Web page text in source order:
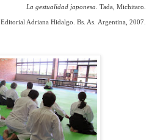
La gestualidad japonesa. Tada, Michitaro.
Editorial Adriana Hidalgo. Bs. As. Argentina, 2007.